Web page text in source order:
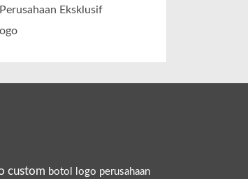
Eksklusif
custom botol logo perusahaan